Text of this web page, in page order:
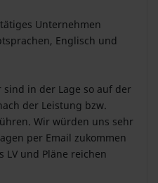
Unternehmen
Englisch und
in der Lage so auf der
der Leistung bzw.
Wir würden uns sehr
per Email zukommen
LV und Pläne reichen